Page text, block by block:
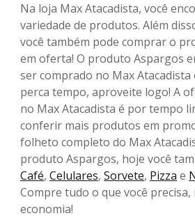
Na loja Max Atacadista, você
variedade de produtos. Além
você também pode comprar o
em oferta! O produto Aspargos
ser comprado no Max Atacadista
perca tempo, aproveite logo! A
no Max Atacadista é por tempo
conferir mais produtos em
folheto completo do Max
produto Aspargos, hoje você
Café, Celulares, Sorvete, Pizza e
Compre tudo o que você precisa,
economia!